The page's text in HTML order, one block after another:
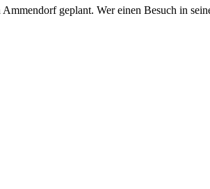
geplant. Wer einen Besuch in